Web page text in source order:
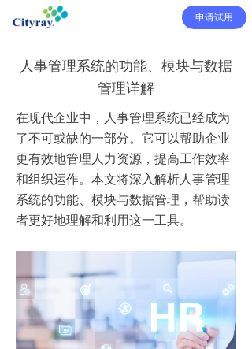
申请试用
人事管理系统的功能、模块与数据
管理详解
在现代企业中，人事管理系统已经成为
了不可或缺的一部分。它可以帮助企业
更有效地管理人力资源，提高工作效率
和组织运作。本文将深入解析人事管理
系统的功能、模块与数据管理，帮助读
者更好地理解和利用这一工具。